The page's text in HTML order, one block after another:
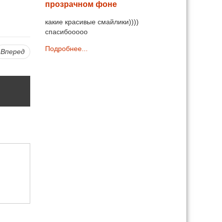
Вперед
прозрачном фоне
какие красивые смайлики))))
спасибооооо
Подробнее...